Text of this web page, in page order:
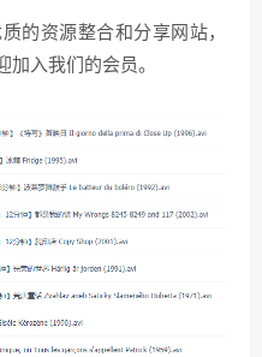
的资源整合和分享网站，
加入我们的会员。